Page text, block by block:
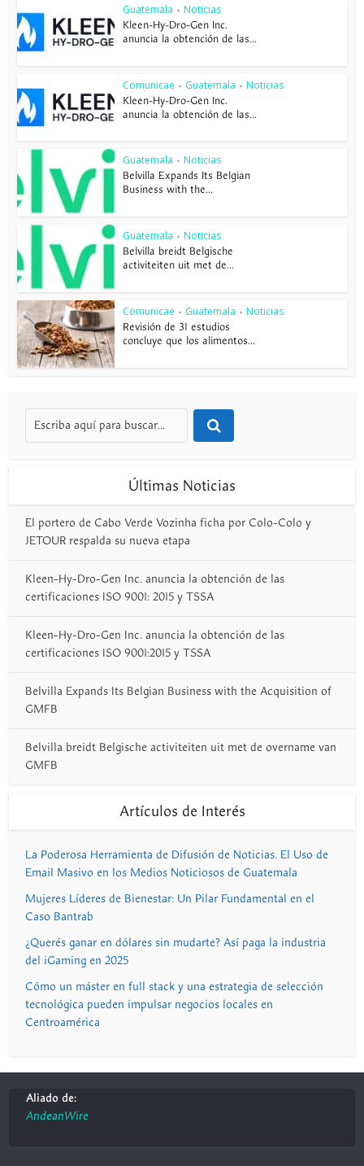
Guatemala • Noticias
Kleen-Hy-Dro-Gen Inc.
anuncia la obtención de las...
Comunicae • Guatemala • Noticias
Kleen-Hy-Dro-Gen Inc.
anuncia la obtención de las...
Guatemala • Noticias
Belvilla Expands Its Belgian
Business with the...
Guatemala • Noticias
Belvilla breidt Belgische
activiteiten uit met de...
Comunicae • Guatemala • Noticias
Revisión de 31 estudios
concluye que los alimentos...
Últimas Noticias
El portero de Cabo Verde Vozinha ficha por Colo-Colo y
JETOUR respalda su nueva etapa
Kleen-Hy-Dro-Gen Inc. anuncia la obtención de las
certificaciones ISO 9001: 2015 y TSSA
Kleen-Hy-Dro-Gen Inc. anuncia la obtención de las
certificaciones ISO 9001:2015 y TSSA
Belvilla Expands Its Belgian Business with the Acquisition of
GMFB
Belvilla breidt Belgische activiteiten uit met de overname van
GMFB
Artículos de Interés
La Poderosa Herramienta de Difusión de Noticias. El Uso de
Email Masivo en los Medios Noticiosos de Guatemala
Mujeres Líderes de Bienestar: Un Pilar Fundamental en el
Caso Bantrab
¿Querés ganar en dólares sin mudarte? Así paga la industria
del iGaming en 2025
Cómo un máster en full stack y una estrategia de selección
tecnológica pueden impulsar negocios locales en
Centroamérica
Aliado de:
AndeanWire